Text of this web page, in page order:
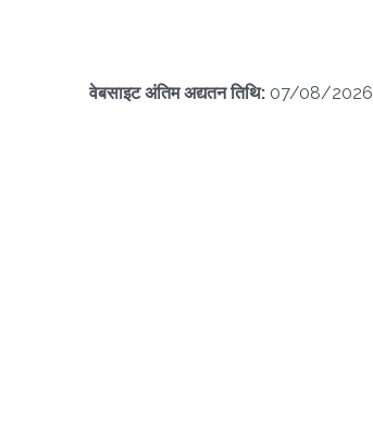
वेबसाइट अंतिम अद्यतन तिथि: 07/08/2026